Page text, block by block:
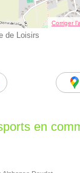
Corriger
de Loisirs
en